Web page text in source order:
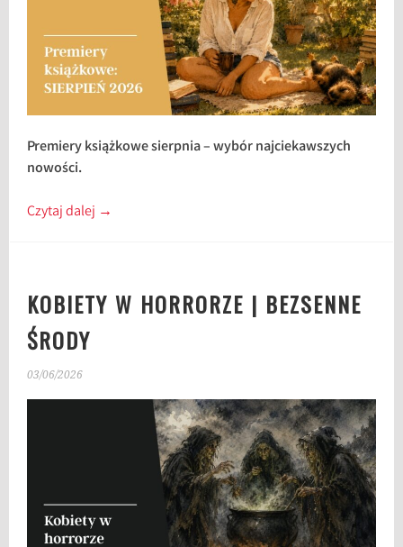
Premiery książkowe sierpnia – wybór najciekawszych
nowości.
Czytaj dalej →
KOBIETY W HORRORZE | BEZSENNE
ŚRODY
03/06/2026